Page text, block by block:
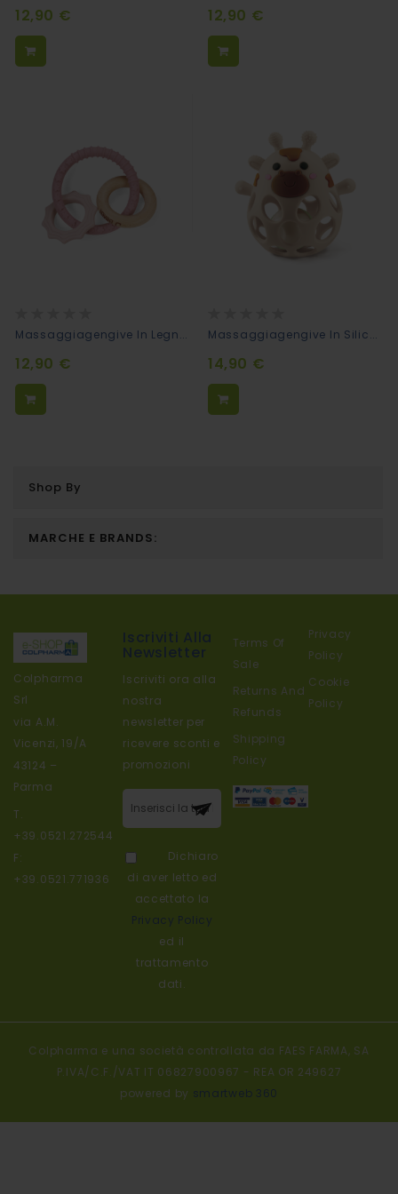
12,90 € 12,90 €
Massaggiagengive In Legno Naturale E Silicone Bite&Play - Stella
12,90 €
Massaggiagengive In Silicone Bite&Play Mucca
14,90 €
Shop By
MARCHE E BRANDS:
Colpharma
Srl
via A.M.
Vicenzi, 19/A
43124 –
Parma
T.
+39.0521.272544
F:
+39.0521.771936
Iscriviti ora alla
nostra
newsletter per
ricevere sconti e
promozioni
Iscriviti alla
nostra
Dichiaro
di aver letto ed
accettato la
ed il
trattamento
dati.
Terms Of
Sale
Returns And
Refunds
Shipping
Policy
Privacy
Policy
Cookie
Policy
Colpharma e una società controllata da FAES FARMA, SA
P.IVA/C.F./VAT IT 06827900967 - REA OR 249627
powered by